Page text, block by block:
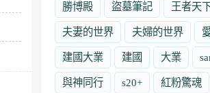
勝博殿 盜墓筆記 王者天
夫妻的世界 夫婦的世界
建國大業 建國 大業
與神同行 s20+ 紅粉驚魂